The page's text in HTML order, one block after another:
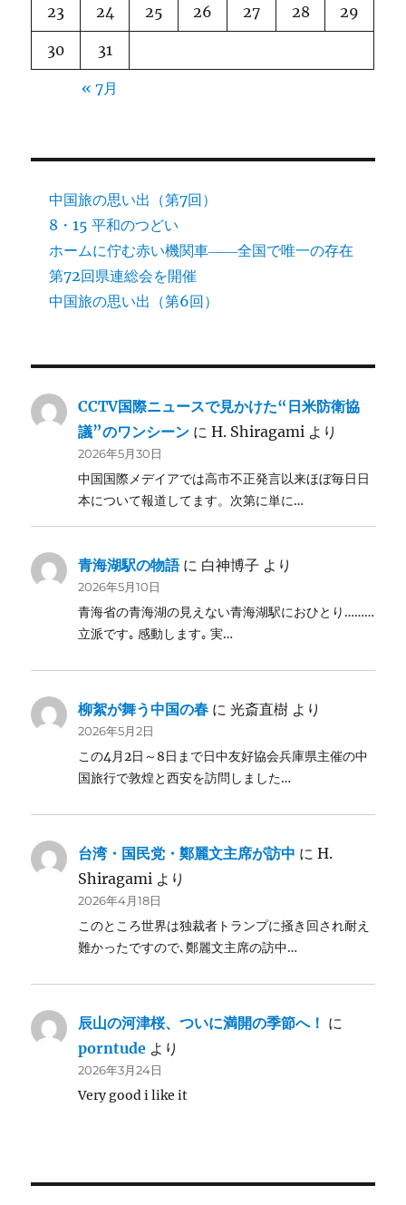
23 24 25 26 27 28 29
30 31
« 7月
中国旅の思い出（第7回）
8・15 平和のつどい
ホームに佇む赤い機関車――全国で唯一の存在
第72回県連総会を開催
中国旅の思い出（第6回）
CCTV国際ニュースで見かけた“日米防衛協
議”のワンシーン にH. Shiragami より
2026年5月30日
中国国際メデイアでは高市不正発言以来ほぼ毎日日
本について報道してます。次第に単に…
青海湖駅の物語に 白神博子 より
2026年5月10日
青海省の青海湖の見えない青海湖駅におひとり………
立派です｡ 感動します｡ 実…
柳絮が舞う中国の春 に光斎直樹 より
2026年5月2日
この4月2日～8日まで日中友好協会兵庫県主催の中
国旅行で敦煌と西安を訪問しました…
台湾・国民党・鄭麗文主席が訪中 にH.
Shiragami より
2026年4月18日
このところ世界は独裁者トランプに掻き回され耐え
難かったですので､鄭麗文主席の訪中…
辰山の河津桜、ついに満開の季節へ！ に
porntude より
2026年3月24日
Very good i like it